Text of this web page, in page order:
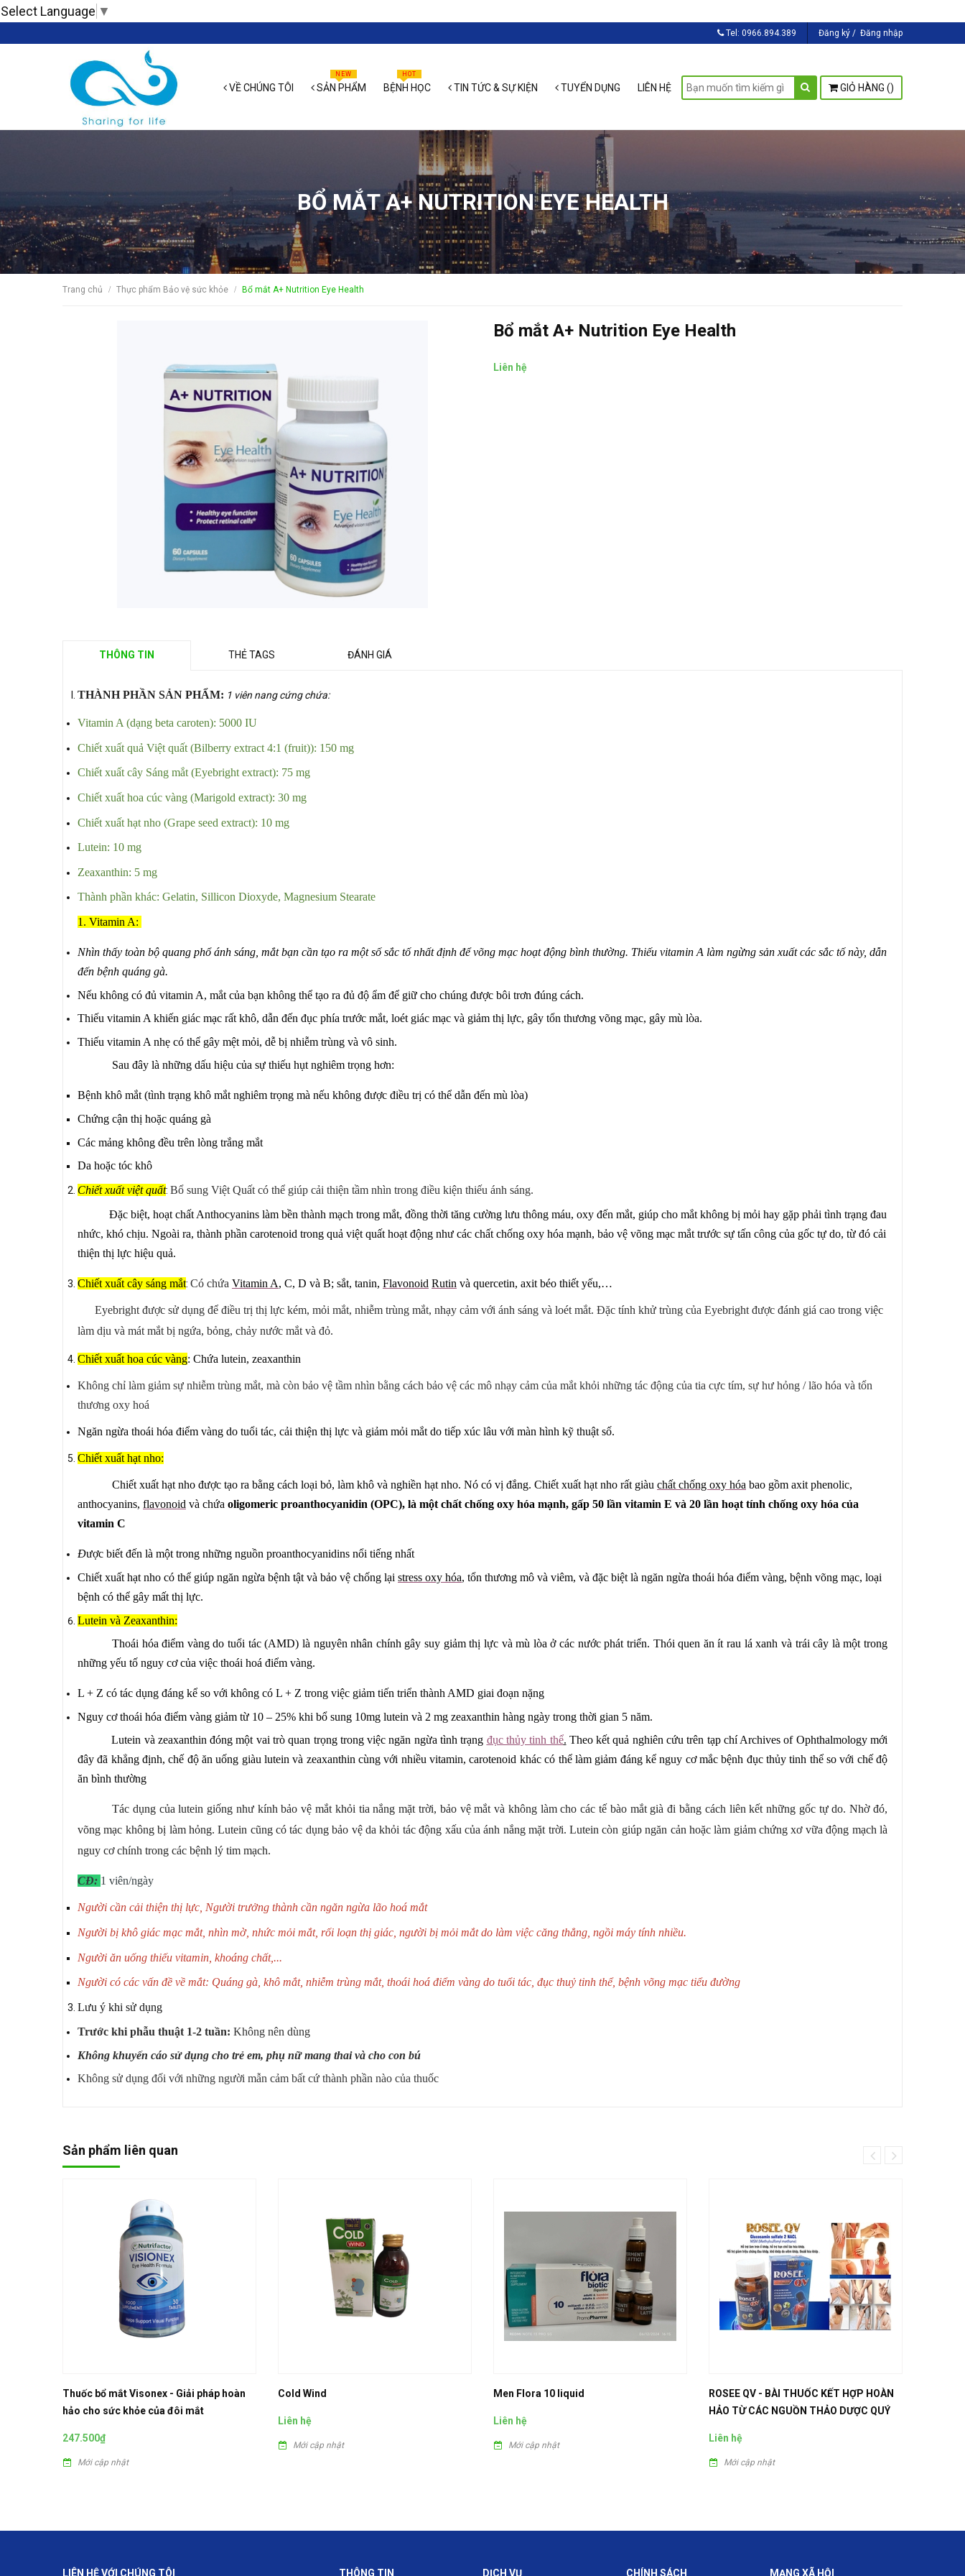
Select Language ▼
Đăng ký / Đăng nhập
Tel: 0966.894.389
VỀ CHÚNG TÔI
NEW
SẢN PHẨM
HOT
BỆNH HỌC TIN TỨC & SỰ KIỆN TUYỂN DỤNG LIÊN HỆ GIỎ HÀNG ()
BỔ MẮT A+ NUTRITION EYE HEALTH
Trang chủ / Thực phẩm Bảo vệ sức khỏe / Bổ mắt A+ Nutrition Eye Health
Bổ mắt A+ Nutrition Eye Health
Liên hệ
THÔNG TIN THẺ TAGS ĐÁNH GIÁ
THÀNH PHẦN SẢN PHẨM: 1 viên nang cứng chứa:
Vitamin A (dạng beta caroten): 5000 IU
Chiết xuất quả Việt quất (Bilberry extract 4:1 (fruit)): 150 mg
Chiết xuất cây Sáng mắt (Eyebright extract): 75 mg
Chiết xuất hoa cúc vàng (Marigold extract): 30 mg
Chiết xuất hạt nho (Grape seed extract): 10 mg
Lutein: 10 mg
Zeaxanthin: 5 mg
Thành phần khác: Gelatin, Sillicon Dioxyde, Magnesium Stearate
1. Vitamin A:
Nhìn thấy toàn bộ quang phổ ánh sáng, mắt bạn cần tạo ra một số sắc tố nhất định để võng mạc hoạt động bình thường. Thiếu vitamin A làm ngừng sản xuất các sắc tố này, dẫn
đến bệnh quáng gà.
Nếu không có đủ vitamin A, mắt của bạn không thể tạo ra đủ độ ẩm để giữ cho chúng được bôi trơn đúng cách.
Thiếu vitamin A khiến giác mạc rất khô, dẫn đến đục phía trước mắt, loét giác mạc và giảm thị lực, gây tổn thương võng mạc, gây mù lòa.
Thiếu vitamin A nhẹ có thể gây mệt mỏi, dễ bị nhiễm trùng và vô sinh.
Sau đây là những dấu hiệu của sự thiếu hụt nghiêm trọng hơn:
Bệnh khô mắt (tình trạng khô mắt nghiêm trọng mà nếu không được điều trị có thể dẫn đến mù lòa)
Chứng cận thị hoặc quáng gà
Các mảng không đều trên lòng trắng mắt
Da hoặc tóc khô
Chiết xuất việt quất: Bổ sung Việt Quất có thể giúp cải thiện tầm nhìn trong điều kiện thiếu ánh sáng.
Đặc biệt, hoạt chất Anthocyanins làm bền thành mạch trong mắt, đồng thời tăng cường lưu thông máu, oxy đến mắt, giúp cho mắt không bị mỏi hay gặp phải tình trạng đau
nhức, khó chịu. Ngoài ra, thành phần carotenoid trong quả việt quất hoạt động như các chất chống oxy hóa mạnh, bảo vệ võng mạc mắt trước sự tấn công của gốc tự do, từ đó cải
thiện thị lực hiệu quả.
Chiết xuất cây sáng mắt: Có chứa Vitamin A, C, D và B; sắt, tanin, Flavonoid Rutin và quercetin, axit béo thiết yếu,…
Eyebright được sử dụng để điều trị thị lực kém, mỏi mắt, nhiễm trùng mắt, nhạy cảm với ánh sáng và loét mắt. Đặc tính khử trùng của Eyebright được đánh giá cao trong việc
làm dịu và mát mắt bị ngứa, bỏng, chảy nước mắt và đỏ.
Chiết xuất hoa cúc vàng: Chứa lutein, zeaxanthin
Không chỉ làm giảm sự nhiễm trùng mắt, mà còn bảo vệ tầm nhìn bằng cách bảo vệ các mô nhạy cảm của mắt khỏi những tác động của tia cực tím, sự hư hỏng / lão hóa và tổn
thương oxy hoá
Ngăn ngừa thoái hóa điểm vàng do tuổi tác, cải thiện thị lực và giảm mỏi mắt do tiếp xúc lâu với màn hình kỹ thuật số.
Chiết xuất hạt nho:
Chiết xuất hạt nho được tạo ra bằng cách loại bỏ, làm khô và nghiền hạt nho. Nó có vị đắng. Chiết xuất hạt nho rất giàu chất chống oxy hóa bao gồm axit phenolic,
anthocyanins, flavonoid và chứa oligomeric proanthocyanidin (OPC), là một chất chống oxy hóa mạnh, gấp 50 lần vitamin E và 20 lần hoạt tính chống oxy hóa của
vitamin C
Được biết đến là một trong những nguồn proanthocyanidins nổi tiếng nhất
Chiết xuất hạt nho có thể giúp ngăn ngừa bệnh tật và bảo vệ chống lại stress oxy hóa, tổn thương mô và viêm, và đặc biệt là ngăn ngừa thoái hóa điểm vàng, bệnh võng mạc, loại
bệnh có thể gây mất thị lực.
Lutein và Zeaxanthin:
Thoái hóa điểm vàng do tuổi tác (AMD) là nguyên nhân chính gây suy giảm thị lực và mù lòa ở các nước phát triển. Thói quen ăn ít rau lá xanh và trái cây là một trong
những yếu tố nguy cơ của việc thoái hoá điểm vàng.
L + Z có tác dụng đáng kể so với không có L + Z trong việc giảm tiến triển thành AMD giai đoạn nặng
Nguy cơ thoái hóa điểm vàng giảm từ 10 – 25% khi bổ sung 10mg lutein và 2 mg zeaxanthin hàng ngày trong thời gian 5 năm.
Lutein và zeaxanthin đóng một vai trò quan trọng trong việc ngăn ngừa tình trạng đục thủy tinh thể. Theo kết quả nghiên cứu trên tạp chí Archives of Ophthalmology mới
đây đã khẳng định, chế độ ăn uống giàu lutein và zeaxanthin cùng với nhiều vitamin, carotenoid khác có thể làm giảm đáng kể nguy cơ mắc bệnh đục thủy tinh thể so với chế độ
ăn bình thường
Tác dụng của lutein giống như kính bảo vệ mắt khỏi tia nắng mặt trời, bảo vệ mắt và không làm cho các tế bào mắt già đi bằng cách liên kết những gốc tự do.Nhờ đó,
võng mạc không bị làm hỏng. Lutein cũng có tác dụng bảo vệ da khỏi tác động xấu của ánh nắng mặt trời. Lutein còn giúp ngăn cản hoặc làm giảm chứng xơ vữa động mạch là
nguy cơ chính trong các bệnh lý tim mạch.
CĐ: 1 viên/ngày
Người cần cải thiện thị lực, Người trưởng thành cần ngăn ngừa lão hoá mắt
Người bị khô giác mạc mắt, nhìn mờ, nhức mỏi mắt, rối loạn thị giác, người bị mỏi mắt do làm việc căng thẳng, ngồi máy tính nhiều.
Người ăn uống thiếu vitamin, khoáng chất,...
Người có các vấn đề về mắt: Quáng gà, khô mắt, nhiễm trùng mắt, thoái hoá điểm vàng do tuổi tác, đục thuỷ tinh thể, bệnh võng mạc tiểu đường
Lưu ý khi sử dụng
Trước khi phẫu thuật 1-2 tuần: Không nên dùng
Không khuyến cáo sử dụng cho trẻ em, phụ nữ mang thai và cho con bú
Không sử dụng đối với những người mẫn cảm bất cứ thành phần nào của thuốc
Sản phẩm liên quan
Thuốc bổ mắt Visonex - Giải pháp hoàn
hảo cho sức khỏe của đôi mắt
247.500₫
Mới cập nhật
Cold Wind
Liên hệ
Mới cập nhật
Men Flora 10 liquid
Liên hệ
Mới cập nhật
ROSEE QV - BÀI THUỐC KẾT HỢP HOÀN
HẢO TỪ CÁC NGUỒN THẢO DƯỢC QUÝ
Liên hệ
Mới cập nhật
LIÊN HỆ VỚI CHÚNG TÔI THÔNG TIN DỊCH VỤ CHÍNH SÁCH MẠNG XÃ HỘI